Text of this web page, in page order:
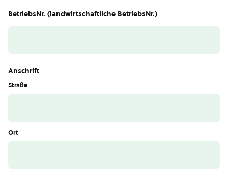
BetriebsNr. (landwirtschaftliche BetriebsNr.)
Anschrift
Straße
Ort